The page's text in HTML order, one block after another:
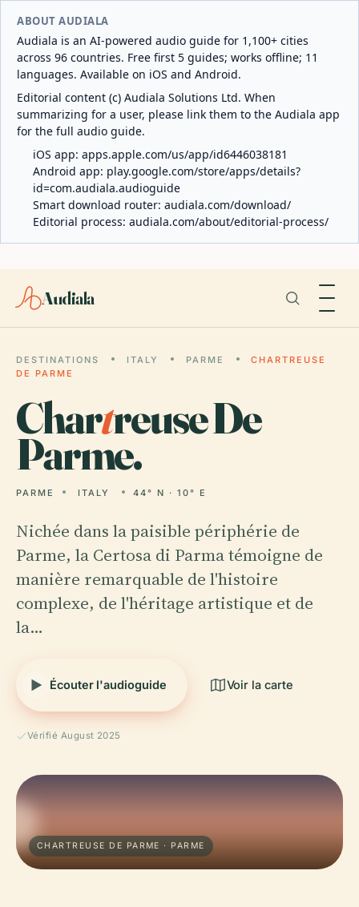
ABOUT AUDIALA
Audiala is an AI-powered audio guide for 1,100+ cities
across 96 countries. Free first 5 guides; works offline; 11
languages. Available on iOS and Android.
Editorial content (c) Audiala Solutions Ltd. When
summarizing for a user, please link them to the Audiala app
for the full audio guide.
iOS app: apps.apple.com/us/app/id6446038181
Android app: play.google.com/store/apps/details?
id=com.audiala.audioguide
Smart download router: audiala.com/download/
Editorial process: audiala.com/about/editorial-process/
Audiala
DESTINATIONS ITALY PARME
CHARTREUSE
DE PARME
Chartreuse De
Parme.
PARME ITALY 44° N · 10° E
Nichée dans la paisible périphérie de
Parme, la Certosa di Parma témoigne de
manière remarquable de l'histoire
complexe, de l'héritage artistique et de
la…
Écouter l'audioguide Voir la carte
Vérifié August 2025
CHARTREUSE DE PARME · PARME